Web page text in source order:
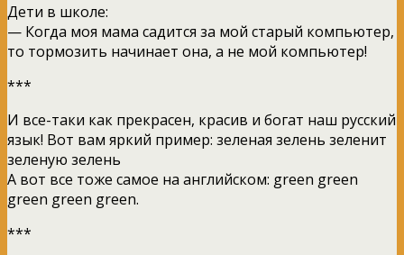
Дети в школе:
— Когда моя мама садится за мой старый компьютер,
то тормозить начинает она, а не мой компьютер!
***
И все-таки как прекрасен, красив и богат наш русский
язык! Вот вам яркий пример: зеленая зелень зеленит
зеленую зелень
А вот все тоже самое на английском: green green
green green green.
***